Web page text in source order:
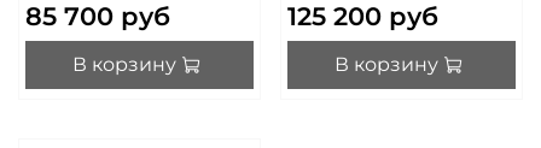
85 700 руб
В корзину
125 200 руб
В корзину